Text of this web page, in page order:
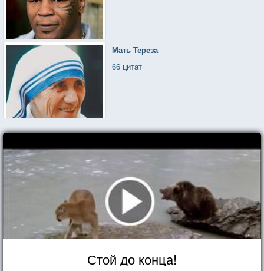
Мать Тереза
66 цитат
Стой до конца!